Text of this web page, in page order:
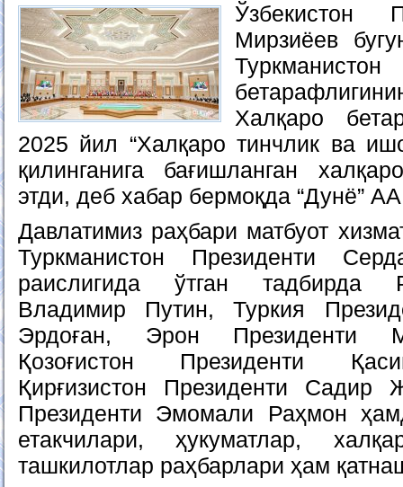
Ўзбекистон
Мирзиёев
Халқаро
2025 йил “Халқаро тинчлик ва
қилинганига бағишланган
этди, деб хабар бермоқда “Дунё”
Давлатимиз раҳбари матбуот
Туркманистон Президенти
раислигида ўтган тадбирда
Владимир Путин, Туркия
Эрдоған, Эрон Президенти
Қозоғистон Президенти
Қирғизистон Президенти Садир
Президенти Эмомали Раҳмон
етакчилари, ҳукуматлар,
ташкилотлар раҳбарлари ҳам